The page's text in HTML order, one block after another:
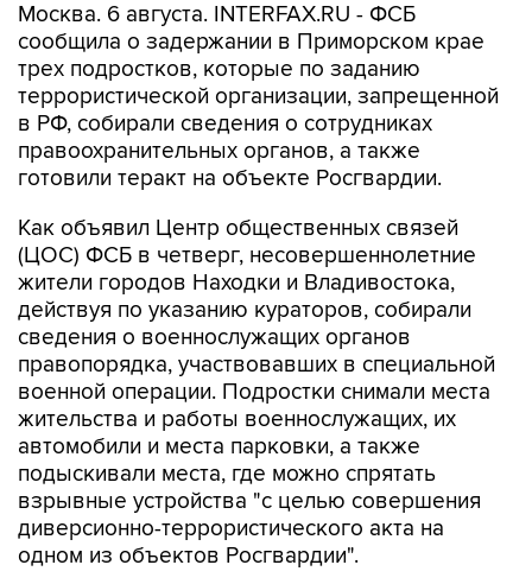
Москва. 6 августа. INTERFAX.RU - ФСБ
сообщила о задержании в Приморском крае
трех подростков, которые по заданию
террористической организации, запрещенной
в РФ, собирали сведения о сотрудниках
правоохранительных органов, а также
готовили теракт на объекте Росгвардии.
Как объявил Центр общественных связей
(ЦОС) ФСБ в четверг, несовершеннолетние
жители городов Находки и Владивостока,
действуя по указанию кураторов, собирали
сведения о военнослужащих органов
правопорядка, участвовавших в специальной
военной операции. Подростки снимали места
жительства и работы военнослужащих, их
автомобили и места парковки, а также
подыскивали места, где можно спрятать
взрывные устройства "с целью совершения
диверсионно-террористического акта на
одном из объектов Росгвардии".